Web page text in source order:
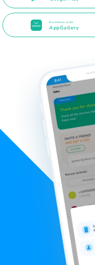
Beskikbaar in die
AppGallery